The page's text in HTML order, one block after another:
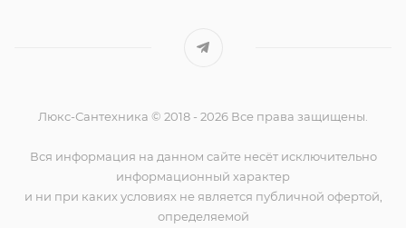
Люкс-Сантехника © 2018 - 2026 Все права защищены.
Вся информация на данном сайте несёт исключительно
информационный характер
и ни при каких условиях не является публичной офертой,
определяемой